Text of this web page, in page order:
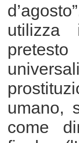
utilizza
umano,
come